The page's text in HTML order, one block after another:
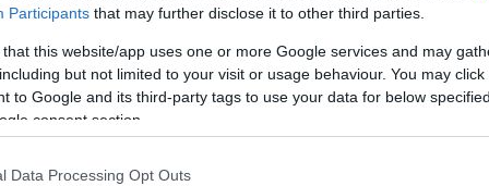
Participants that may further disclose it to other third parties.
that this website/app uses one or more Google services and may
but not limited to your visit or usage behaviour. You may
to Google and its third-party tags to use your data for below
consent section.
Data Processing Opt Outs
εκκινώντας στις δηλώσεις του εγκωμίασε το
ομολόγου του στην ευρύτερη περιοχή,
οικουμενική διπλωματία, όπως είπε, και
Αραβία «για τη μεγάλη προσπάθεια
έτσι ώστε να λυθούν συνέπειες του
τη στιγμή μαίνεται στην ευρύτερη περιοχή